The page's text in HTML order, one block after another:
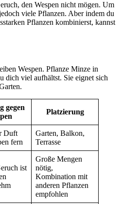
den Wespen nicht mögen. Um
viele Pflanzen. Aber indem du
Pflanzen kombinierst, kannst
Wespen. Pflanze Minze in
dich viel aufhältst. Sie eignet sich
gegen
Platzierung
Duft
fern
Garten, Balkon,
Terrasse
ist
Große Mengen
nötig,
Kombination mit
anderen Pflanzen
empfohlen